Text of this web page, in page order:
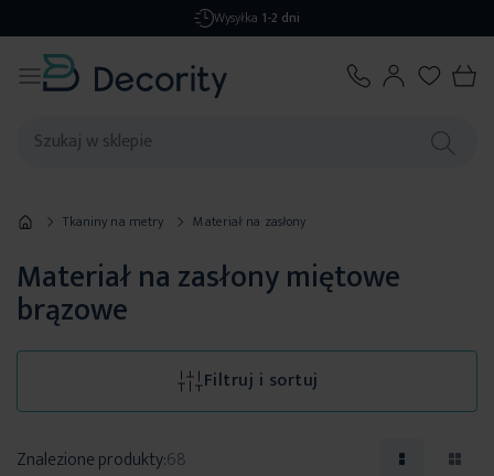
Darmowa dostawaod 299,99 zł
Tkaniny na metry Materiał na zasłony
Materiał na zasłony miętowe
brązowe
Filtruj i sortuj
Znalezione produkty:68